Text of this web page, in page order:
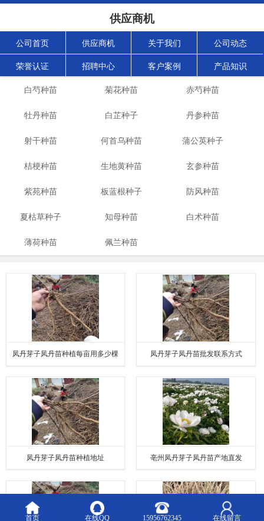
供应商机
公司首页 供应商机 关于我们 公司动态
荣誉认证 招聘中心 客户案例 产品知识
白芍种苗 菊花种苗 赤芍种苗
牡丹种苗 白芷种子 丹参种苗
射干种苗 何首乌种苗 蒲公英种子
桔梗种苗 生地黄种苗 玄参种苗
紫苑种苗 板蓝根种子 防风种苗
夏枯草种子 知母种苗 白术种苗
薄荷种苗 佩兰种苗
凤丹芽子凤丹苗种植每亩用多少棵 凤丹芽子凤丹苗批发联系方式
凤丹芽子凤丹苗种植地址 亳州凤丹芽子凤丹苗产地直发
首页 在线QQ 15956762345 在线留言